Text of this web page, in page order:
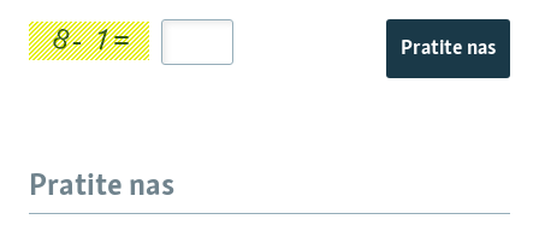
Pratite nas
Pratite nas